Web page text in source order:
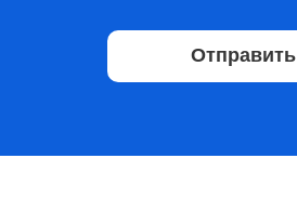
Отправить